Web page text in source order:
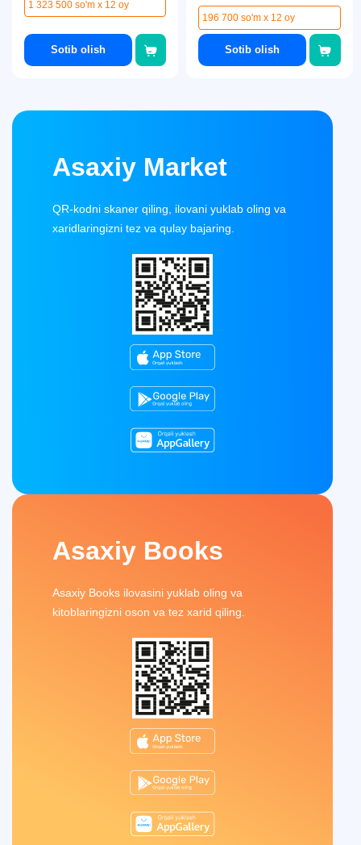
1 323 500 so'm x 12 oy
Sotib olish
196 700 so'm x 12 oy
Sotib olish
Asaxiy Market
QR-kodni skaner qiling, ilovani yuklab oling va
xaridlaringizni tez va qulay bajaring.
Asaxiy Books
Asaxiy Books ilovasini yuklab oling va
kitoblaringizni oson va tez xarid qiling.